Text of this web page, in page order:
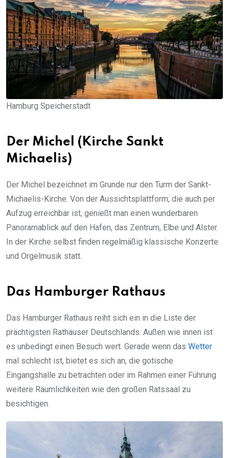
Hamburg Speicherstadt
Der Michel (Kirche Sankt
Michaelis)
Der Michel bezeichnet im Grunde nur den Turm der Sankt-
Michaelis-Kirche. Von der Aussichtsplattform, die auch per
Aufzug erreichbar ist, genießt man einen wunderbaren
Panoramablick auf den Hafen, das Zentrum, Elbe und Alster.
In der Kirche selbst finden regelmäßig klassische Konzerte
und Orgelmusik statt.
Das Hamburger Rathaus
Das Hamburger Rathaus reiht sich ein in die Liste der
prächtigsten Rathäuser Deutschlands. Außen wie innen ist
es unbedingt einen Besuch wert. Gerade wenn das Wetter
mal schlecht ist, bietet es sich an, die gotische
Eingangshalle zu betrachten oder im Rahmen einer Führung
weitere Räumlichkeiten wie den großen Ratssaal zu
besichtigen.